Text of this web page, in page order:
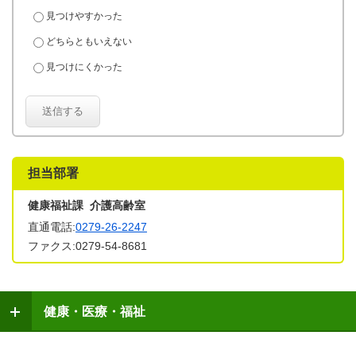
見つけやすかった
どちらともいえない
見つけにくかった
送信する
担当部署
健康福祉課 介護高齢室
直通電話:0279-26-2247
ファクス:0279-54-8681
健康・医療・福祉